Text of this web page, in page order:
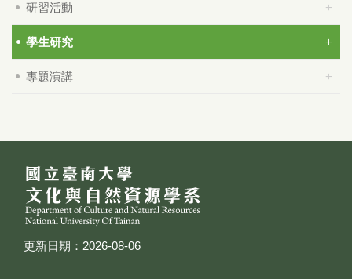
研習活動
學生研究
專題演講
更新日期：2026-08-06